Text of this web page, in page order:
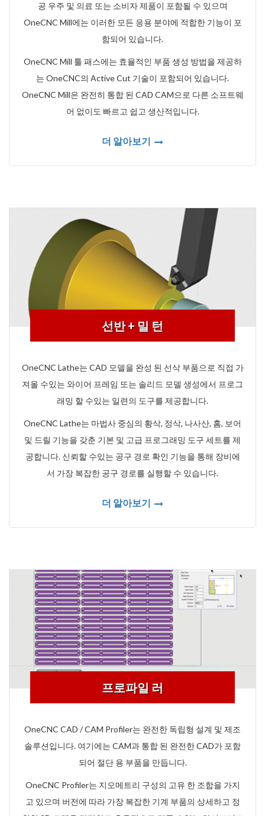
공 우주 및 의료 또는 소비자 제품이 포함될 수 있으며
OneCNC Mill에는 이러한 모든 응용 분야에 적합한 기능이 포
함되어 있습니다.
OneCNC Mill 툴 패스에는 효율적인 부품 생성 방법을 제공하
는 OneCNC의 Active Cut 기술이 포함되어 있습니다.
OneCNC Mill은 완전히 통합 된 CAD CAM으로 다른 소프트웨
어 없이도 빠르고 쉽고 생산적입니다.
더 알아보기
선반 + 밀 턴
OneCNC Lathe는 CAD 모델을 완성 된 선삭 부품으로 직접 가
져올 수있는 와이어 프레임 또는 솔리드 모델 생성에서 프로그
래밍 할 수있는 일련의 도구를 제공합니다.
OneCNC Lathe는 마법사 중심의 황삭, 정삭, 나사산, 홈, 보어
및 드릴 기능을 갖춘 기본 및 고급 프로그래밍 도구 세트를 제
공합니다. 신뢰할 수있는 공구 경로 확인 기능을 통해 장비에
서 가장 복잡한 공구 경로를 실행할 수 있습니다.
더 알아보기
프로파일 러
OneCNC CAD / CAM Profiler는 완전한 독립형 설계 및 제조
솔루션입니다. 여기에는 CAM과 통합 된 완전한 CAD가 포함
되어 절단 용 부품을 만듭니다.
OneCNC Profiler는 지오메트리 구성의 고유 한 조합을 가지
고 있으며 버전에 따라 가장 복잡한 기계 부품의 상세하고 정